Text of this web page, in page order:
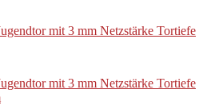
mit 3 mm Netzstärke Tortiefe
mit 3 mm Netzstärke Tortiefe